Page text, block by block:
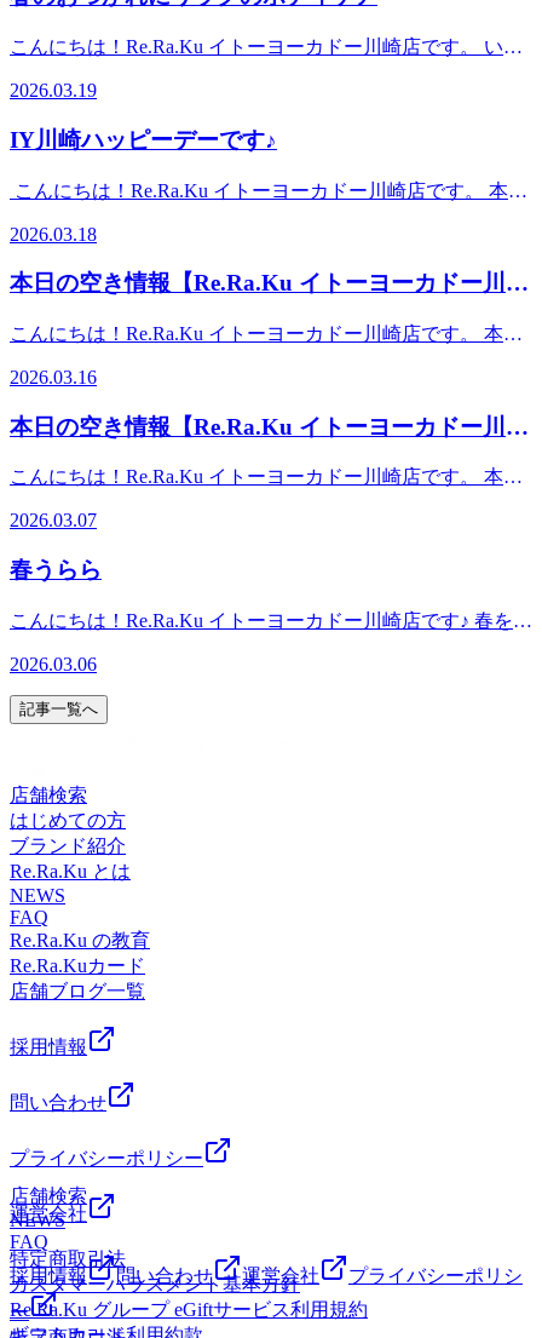
間帯もご案内出来る場合がございます。ぜひお電話にてご相
談くださいませ。なお、引き続き近隣Re.Ra.Ku店舗にて、お
ます。今後は近隣Re.Ra.Ku 店舗もご利用いただけますと幸
近隣店舗のページへのリンクなど詳細はページ下部をご覧く
Re.Ra.Ku キテラプラザ青葉台店・Re.Ra.Ku シァルプラット
ますが、最後まで心を込めてお客様をお迎えいたします。そ
して引き続きRe.Ra.Kuをご利用いただけますよう、何卒よろ
しくお願い申し上げます。【店舗案内】Re.Ra.Ku イトーヨ
ーカドー川崎店営業時間 10:00-20:00（最終受付 19:15）TEL
044-589-7315〒210-0843 神奈川県川崎市川崎区小田栄2-2-1
イトーヨーカドー川崎店2F（赤ちゃん休憩室横）【アクセ
ス40系統乗車、「小田栄」下車◎電車 JR「浜川崎駅」徒
歩10分。JR「小田栄駅」徒歩5分。◎車 JR川崎駅、京急川
崎駅より車で10分。イトーヨーカドー川崎専用駐車場あり。
川崎店、ゴルフファイブ川崎店横
合もございますのでお気軽にお問合せくださいませ。事前に
心よりお待ちしております♪♪ 【店舗案内】Re.Ra.Ku イトー
ヨーカドー川崎店営業時間 10:00-20:00（最終受付 19:15）
2-2-1イトーヨーカドー川崎店2F（赤ちゃん休憩室横）【ア
クセス】◎バス 「川崎駅」から東口6番バス乗場、川崎市
営バス40系統乗車、「小田栄」下車◎電車 JR「浜川崎
京急川崎駅より車で10分。イトーヨーカドー川崎専用駐車場
ツデポ川崎店、ゴルフファイブ川崎店横
こんにちは！Re.Ra.Ku イトーヨーカドー川崎店です。 いよ
や年度末でお疲れの出やすい頃でもあります。 頭がぼんや
りしたり、疲れでぐったりしたり、そんな春のお悩みに、ぜ
ひリラクのボディケアをご活用ください。期間限定の極上セ
みましょう♪では、本日の予約状況のご案内です！ 【ご案内
可能時間】11：00～15：3016：00～18：10 お時間帯によっ
ては2名様同時のご案内も可能となっております！(ペア利用
の場合は、事前にお電話にてお問い合わせくださいま
せ。) また、予約状況はその都度変わる可能性があります。
空き時間の枠がない場合でもお電話にてご案内可能な場合も
話かWebからのご予約がオススメです。スタッフ一同、心よ
カドー川崎店営業時間 10:00-20:00（最終受付 19:15）TEL
イトーヨーカドー川崎店2F（赤ちゃん休憩室横） 【アクセ
ス40系統乗車、「小田栄」下車◎電車 JR「浜川崎駅」徒
歩10分。JR「小田栄駅」徒歩5分。◎車 JR川崎駅、京急川
崎駅より車で10分。イトーヨーカドー川崎専用駐車場あり。
イトーヨーカドー川崎店（旧エスパ川崎）2階スポーツデポ
川崎店、ゴルフファイブ川崎店横
2026.03.19
IY川崎ハッピーデーです♪
こんにちは！Re.Ra.Ku イトーヨーカドー川崎店です。 本日
イトーヨーカドー川崎店はイトーヨーカドー内にあるためハ
ッピーデーではナナコがポイントが通常よりお得にたまりま
す！お買い物ついでに寒さで凝り固まったお体をほぐしてみ
す！ 【ご案内可能時間】 15：50～19：30 また、予約状況は
その都度変わる可能性があります。空き時間の枠がない場合
お問合せくださいませ。事前にお電話かWebからのご予約が
オススメです。スタッフ一同、心よりお待ちしております
♪♪【店舗案内】Re.Ra.Ku イトーヨーカドー川崎店営業時間
神奈川県川崎市川崎区小田栄2-2-1イトーヨーカドー川崎店
から東口6番バス乗場、川崎市営バス40系統乗車、「小田
駅」徒歩5分。◎車 JR川崎駅、京急川崎駅より車で10分。
崎店（旧エスパ川崎）2階スポーツデポ川崎店、ゴルフファ
イブ川崎店横
2026.03.18
本日の空き情報【Re.Ra.Ku イトーヨーカドー川崎
こんにちは！Re.Ra.Ku イトーヨーカドー川崎店です。 本日
20：00 また、予約状況はその都度変わる可能性がありま
す。空き時間の枠がない場合でもお電話にてご案内可能な場
合もございますのでお気軽にお問合せくださいませ。事前に
心よりお待ちしております♪♪【店舗案内】Re.Ra.Ku イトー
ヨーカドー川崎店営業時間 10:00-20:00（最終受付 19:15）
2-2-1イトーヨーカドー川崎店2F（赤ちゃん休憩室横）【ア
クセス】◎バス 「川崎駅」から東口6番バス乗場、川崎市
営バス40系統乗車、「小田栄」下車◎電車 JR「浜川崎
京急川崎駅より車で10分。イトーヨーカドー川崎専用駐車場
ツデポ川崎店、ゴルフファイブ川崎店横
2026.03.16
本日の空き情報【Re.Ra.Ku イトーヨーカドー川崎
こんにちは！Re.Ra.Ku イトーヨーカドー川崎店です。 本日
ますので、今日がチャンスです★ 【ご案内可能時間】11：
00～20：00お時間帯によっては2名様同時のご案内も可能と
なっております！(ペア利用の場合は、事前にお電話にてお
る可能性があります。空き時間の枠がない場合でもお電話に
てご案内可能な場合もございますのでお気軽にお問合せくだ
さいませ。事前にお電話かWebからのご予約がオススメで
す。スタッフ一同、心よりお待ちしております♪♪【店舗案
内】Re.Ra.Ku イトーヨーカドー川崎店営業時間 10:00-
川県川崎市川崎区小田栄2-2-1イトーヨーカドー川崎店
2F（赤ちゃん休憩室横）【アクセス】◎バス 「川崎駅」
から東口6番バス乗場、川崎市営バス40系統乗車、「小田
栄」下車◎電車 JR「浜川崎駅」徒歩10分。JR「小田栄
駅」徒歩5分。◎車 JR川崎駅、京急川崎駅より車で10分。
イトーヨーカドー川崎専用駐車場あり。イトーヨーカドー川
崎店（旧エスパ川崎）2階スポーツデポ川崎店、ゴルフファ
イブ川崎店横
2026.03.07
春うらら
こんにちは！Re.Ra.Ku イトーヨーカドー川崎店です♪ 春を感
差や気圧の変化で自律神経が乱れやすい季節です。春バテや
寒暖差疲労など心身に様々な不調など感じる方もいらっしゃ
るかと思います。乱れた自律神経を整えるのにRe.Ra.Kuを活
約状況のご案内です☆彡 【ご案内可能時間】10：00～20：
00お時間帯によっては2名様同時のご案内も可能となってお
ります！(ペア利用の場合は、事前にお電話にてお問い合わ
せくださいませ。) また、予約状況はその都度変わる可能性
があります。空き時間の枠がない場合でもお電話にてご案内
可能な場合もございますのでお気軽にお問合せくださいま
せ。事前にお電話かWebからのご予約がオススメです。スタ
ッフ一同、心よりお待ちしております♪♪【店舗案内】
Re.Ra.Ku イトーヨーカドー川崎店営業時間 10:00-20:00（最
終受付 19:15）TEL 044-589-7315〒210-0843 神奈川県川崎
市川崎区小田栄2-2-1イトーヨーカドー川崎店2F（赤ちゃん
休憩室横）【アクセス】◎バス 「川崎駅」から東口6番バ
ス乗場、川崎市営バス40系統乗車、「小田栄」下車◎電車
JR川崎駅、京急川崎駅より車で10分。イトーヨーカドー川
崎）2階スポーツデポ川崎店、ゴルフファイブ川崎店横
2026.03.06
記事一覧へ
店舗検索
はじめての方
ブランド紹介
Re.Ra.Ku とは
NEWS
FAQ
Re.Ra.Ku の教育
Re.Ra.Kuカード
店舗ブログ一覧
採用情報
問い合わせ
プライバシーポリシー
運営会社
特定商取引法
カスタマーハラスメント基本方針
Re.Ra.Ku グループ eGiftサービス利用規約
店舗検索
NEWS
FAQ
採用情報
問い合わせ 運営会社
プライバシーポリシ
ー